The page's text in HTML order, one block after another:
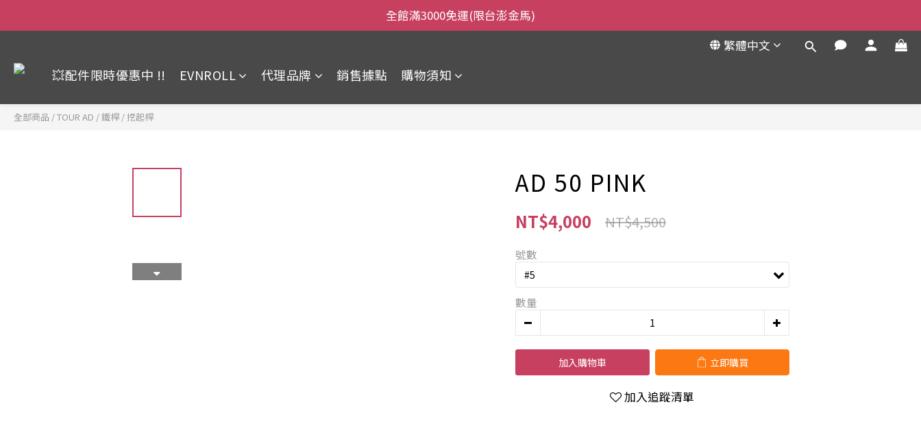
全館滿3000免運(限台澎金馬)
全館滿3000免運(限台澎金馬)
全館滿3000免運(限台澎金馬)
繁體中文
💥配件限時優惠中 !! EVNROLL 代理品牌 銷售據點 購物須知
全部商品 /TOUR AD /鐵桿 / 挖起桿
AD 50 PINK
NT$4,000 NT$4,500
號數
數量
加入購物車 立即購買
加入追蹤清單